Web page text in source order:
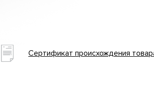
Сертификат происхождения